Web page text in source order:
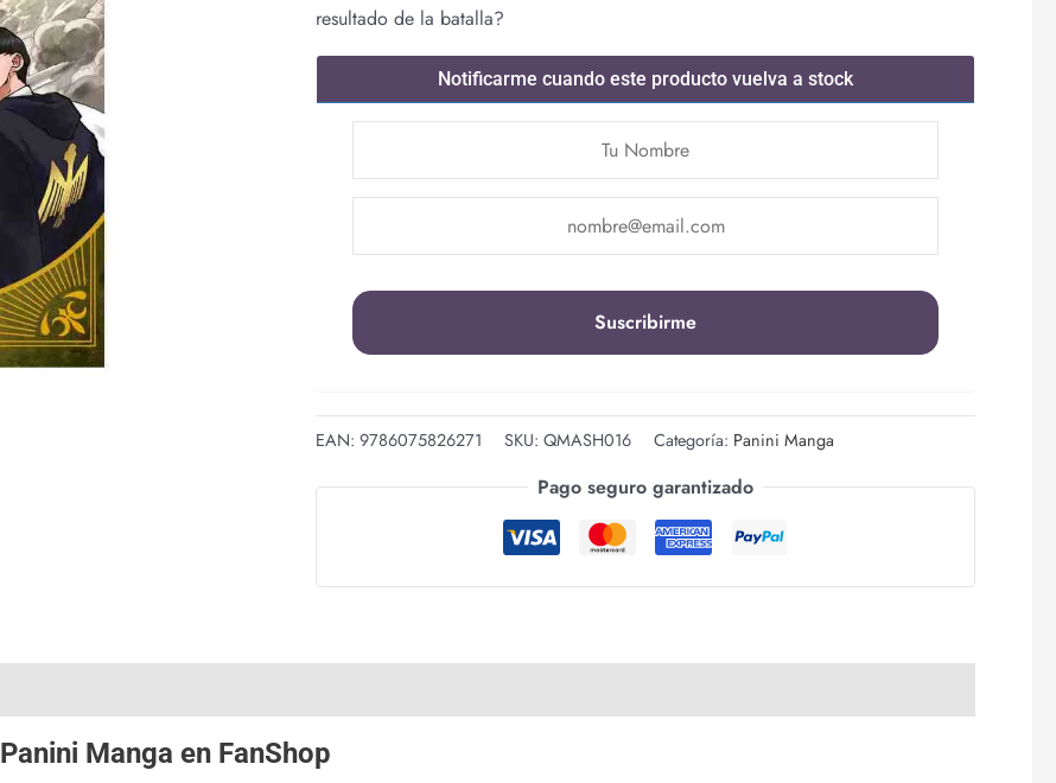
resultado de la batalla?
Notificarme cuando este producto vuelva a stock
EAN:9786075826271 SKU:QMASH016 Categoría: Panini Manga
Pago seguro garantizado
Panini Manga en FanShop